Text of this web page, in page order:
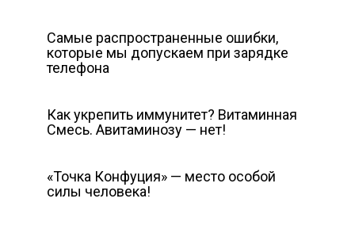
Самые распространенные ошибки,
которые мы допускаем при зарядке
телефона
Как укрепить иммунитет? Витаминная
Смесь. Авитаминозу — нет!
«Точка Конфуция» — место особой
силы человека!